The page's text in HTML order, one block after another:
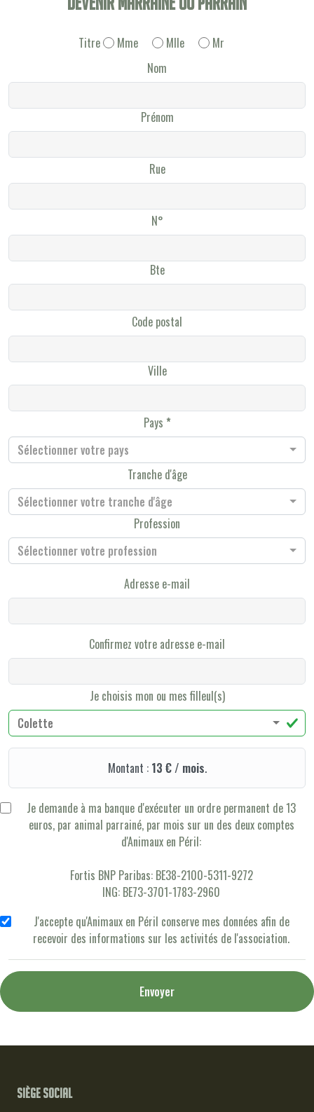
Titre Mme Mlle
Mr
Nom
Prénom
Rue
N°
Bte
Code postal
Ville
Pays
Sélectionner votre pays
Tranche d'âge
Sélectionner votre tranche d'âge
Profession
Sélectionner votre profession
Adresse e-mail
Confirmez votre adresse e-mail
Je choisis mon ou mes filleul(s)
Colette
Montant : 13 € / mois.
Je demande à ma banque d'exécuter un ordre permanent de 13
euros, par animal parrainé, par mois sur un des deux comptes
d'Animaux en Péril:
Fortis BNP Paribas: BE38-2100-5311-9272
ING: BE73-3701-1783-2960
J'accepte qu'Animaux en Péril conserve mes données afin de
recevoir des informations sur les activités de l'association.
Envoyer
Siège social